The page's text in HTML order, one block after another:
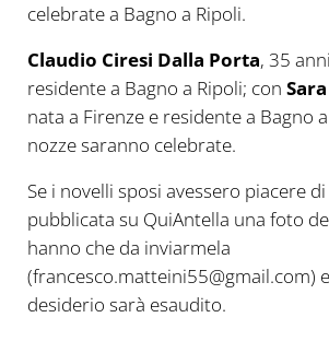
celebrate a Bagno a Ripoli.
Claudio Ciresi Dalla Porta, 35
residente a Bagno a Ripoli; con
nata a Firenze e residente a Bagno
nozze saranno celebrate.
Se i novelli sposi avessero piacere
pubblicata su QuiAntella una foto
hanno che da inviarmela
(francesco.matteini55@gmail.com)
desiderio sarà esaudito.